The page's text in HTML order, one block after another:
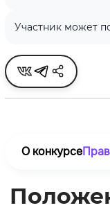
Участник может
О конкурсе